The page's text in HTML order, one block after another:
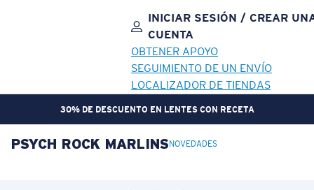
INICIAR SESIÓN / CREAR
CUENTA
OBTENER APOYO
SEGUIMIENTO DE UN ENVÍO
LOCALIZADOR DE TIENDAS
30% DE DESCUENTO EN LENTES CON RECETA
OBJETIVO ACTUALIZADO¡AGREGADO AL CARRITO!
PSYCH ROCK MARLINS NOVEDADES